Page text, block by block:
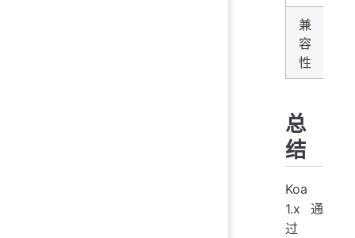
兼
容
性
总
结
Koa
1.x 通
过